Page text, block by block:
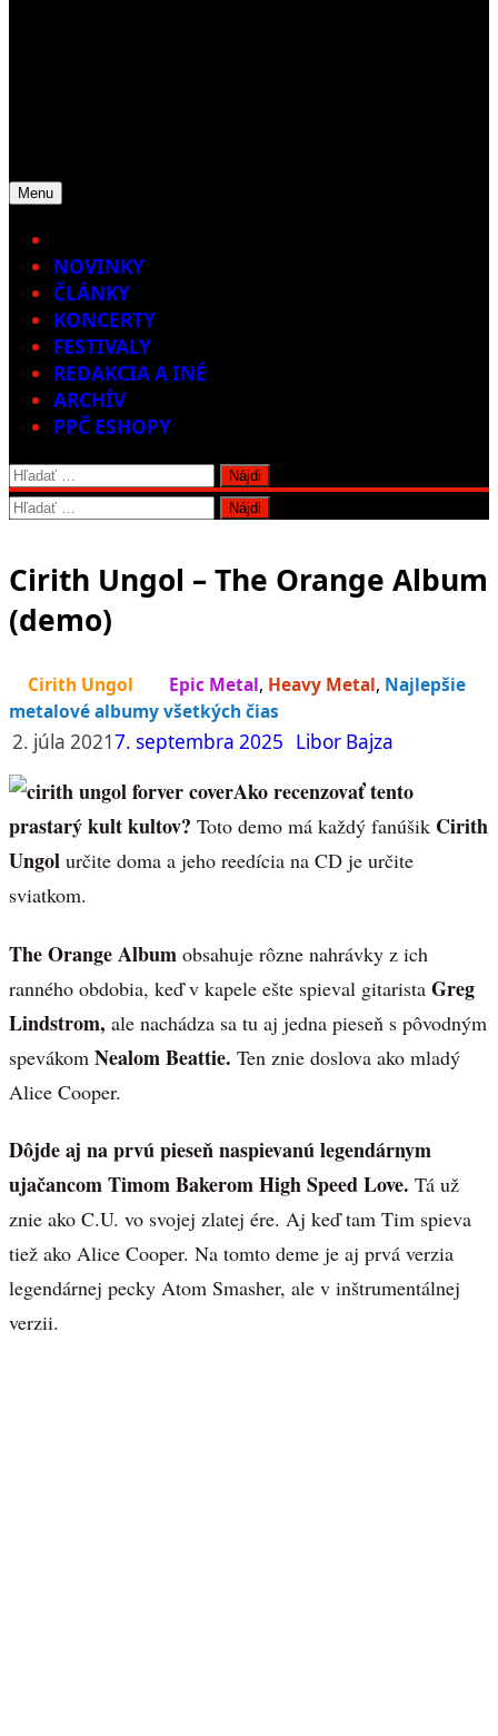
Menu
NOVINKY
ČLÁNKY
KONCERTY
FESTIVALY
REDAKCIA A INÉ
ARCHÍV
PPČ ESHOPY
Hľadať:
Hľadať:
Cirith Ungol – The Orange Album
(demo)
Cirith Ungol Epic Metal, Heavy Metal, Najlepšie
metalové albumy všetkých čias
2. júla 20217. septembra 2025 Libor Bajza
Ako recenzovať tento
prastarý kult kultov? Toto demo má každý fanúšik Cirith
Ungol určite doma a jeho reedícia na CD je určite
sviatkom.
The Orange Album obsahuje rôzne nahrávky z ich
ranného obdobia, keď v kapele ešte spieval gitarista Greg
Lindstrom, ale nachádza sa tu aj jedna pieseň s pôvodným
spevákom Nealom Beattie. Ten znie doslova ako mladý
Alice Cooper.
Dôjde aj na prvú pieseň naspievanú legendárnym
ujačancom Timom Bakerom High Speed Love. Tá už
znie ako C.U. vo svojej zlatej ére. Aj keď tam Tim spieva
tiež ako Alice Cooper. Na tomto deme je aj prvá verzia
legendárnej pecky Atom Smasher, ale v inštrumentálnej
verzii.